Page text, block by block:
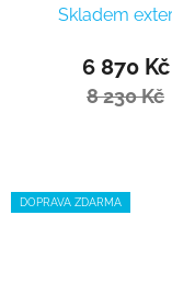
Munoz Pro
Skladem
6 870 Kč
8 230 Kč
DOPRAVA ZDARMA